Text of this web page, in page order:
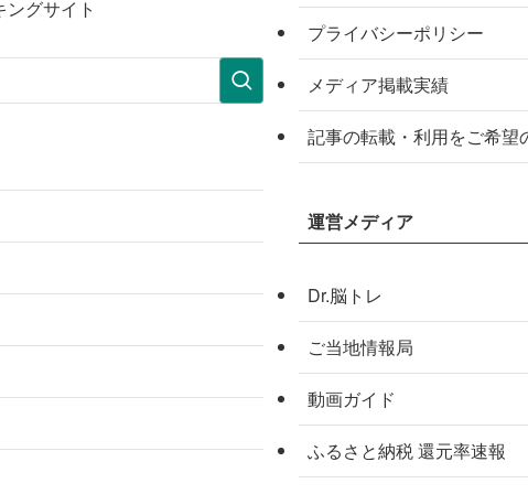
グサイト
プライバシーポリシー
メディア掲載実績
記事の転載・利用をご希望
運営メディア
Dr.脳トレ
ご当地情報局
動画ガイド
ふるさと納税 還元率速報